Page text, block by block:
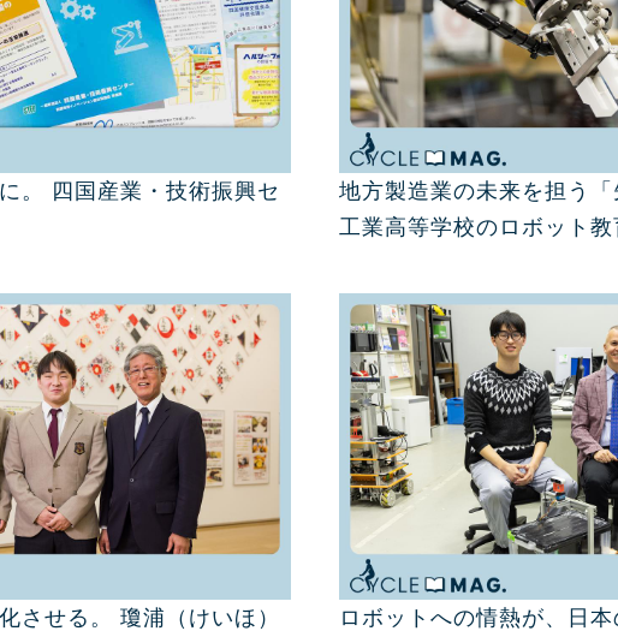
。 四国産業・技術振興セ
地方製造業の未来を担う
工業高等学校のロボット教
させる。 瓊浦（けいほ）
ロボットへの情熱が、日